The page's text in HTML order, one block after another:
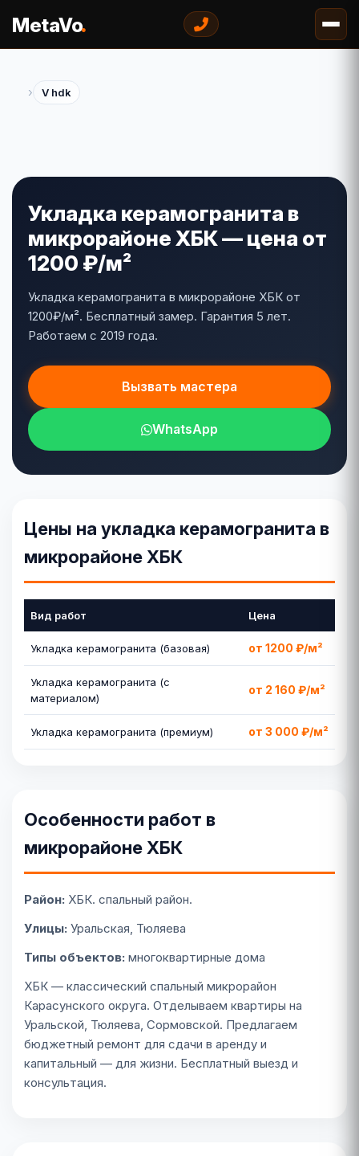
MetaVo.
› V hdk
Укладка керамогранита в
микрорайоне ХБК — цена от
1200 ₽/м²
Укладка керамогранита в микрорайоне ХБК от
1200₽/м². Бесплатный замер. Гарантия 5 лет.
Работаем с 2019 года.
Вызвать мастера
WhatsApp
Цены на укладка керамогранита в
микрорайоне ХБК
Вид работ Цена
Укладка керамогранита (базовая) от 1200 ₽/м²
Укладка керамогранита (с
материалом)
от 2 160 ₽/м²
Укладка керамогранита (премиум) от 3 000 ₽/м²
Особенности работ в
микрорайоне ХБК
Район: ХБК. спальный район.
Улицы: Уральская, Тюляева
Типы объектов: многоквартирные дома
ХБК — классический спальный микрорайон
Карасунского округа. Отделываем квартиры на
Уральской, Тюляева, Сормовской. Предлагаем
бюджетный ремонт для сдачи в аренду и
капитальный — для жизни. Бесплатный выезд и
консультация.